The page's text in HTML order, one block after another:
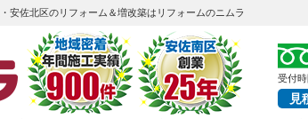
安佐北区のリフォーム＆増改築はリフォームのニムラ
受付
見